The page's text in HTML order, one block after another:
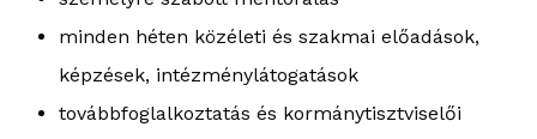
minden héten közéleti és szakmai előadások,
képzések, intézménylátogatások
továbbfoglalkoztatás és kormánytisztviselői